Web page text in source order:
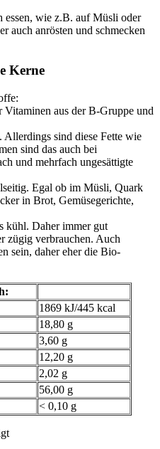
essen, wie z.B. auf Müsli oder
auch anrösten und schmecken
Kerne
aus der B‑Gruppe und
sind diese Fette wie
sind das auch bei
und mehrfach ungesättigte
Egal ob im Müsli, Quark
in Brot, Gemüsegerichte,
kühl. Daher immer gut
zügig verbrauchen. Auch
sein, daher eher die Bio-
1869 kJ/445 kcal
18,80 g
3,60 g
12,20 g
2,02 g
56,00 g
< 0,10 g